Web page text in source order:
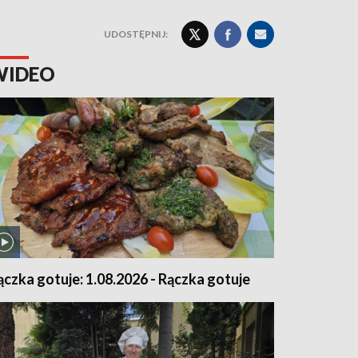
UDOSTĘPNIJ:
gotuje: 1.08.2026 - Rączka gotuje